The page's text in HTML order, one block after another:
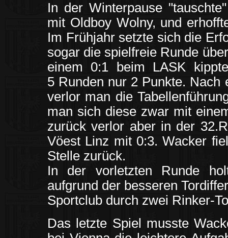
In der Winterpause
mit Oldboy Wolny, und
Im Frühjahr setzte sich die
sogar die spielfreie Runde
einem 0:1 beim LASK
5 Runden nur 2 Punkte.
verlor man die
man sich diese zwar mit
zurück verlor aber in der
Vöest Linz mit 0:3. Wacker
Stelle zurück.
In der vorletzten Runde
aufgrund der besseren
Sportclub durch zwei Rinker-
Das letzte Spiel musste